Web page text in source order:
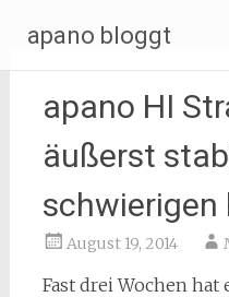
Inhalt
springen
apano bloggt
apano HI
äußerst
August 19, 2014
Fast drei Wochen hat